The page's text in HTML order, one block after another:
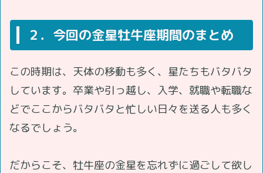
２．今回の金星牡牛座期間のまとめ
この時期は、天体の移動も多く、星たちもバタバタ
しています。卒業や引っ越し、入学、就職や転職な
どでここからバタバタと忙しい日々を送る人も多く
なるでしょう。
だからこそ、牡牛座の金星を忘れずに過ごして欲し